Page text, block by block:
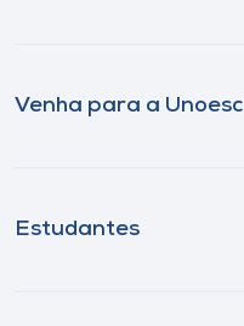
Venha para a Unoesc
Estudantes